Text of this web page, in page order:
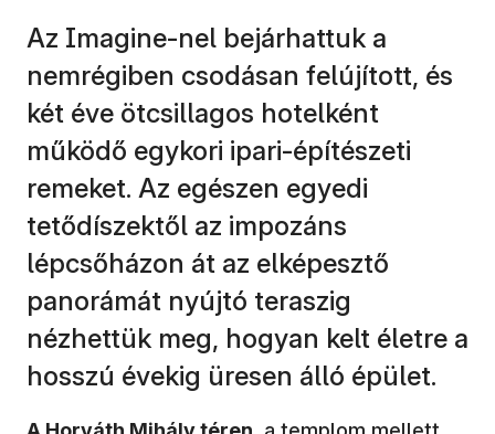
Az Imagine-nel bejárhattuk a
nemrégiben csodásan felújított, és
két éve ötcsillagos hotelként
működő egykori ipari-építészeti
remeket. Az egészen egyedi
tetődíszektől az impozáns
lépcsőházon át az elképesztő
panorámát nyújtó teraszig
nézhettük meg, hogyan kelt életre a
hosszú évekig üresen álló épület.